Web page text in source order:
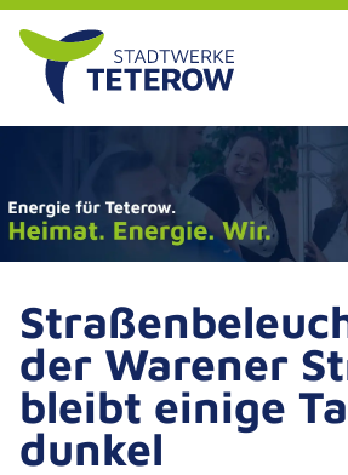
SPRINGEN
der Warener
bleibt einige
dunkel